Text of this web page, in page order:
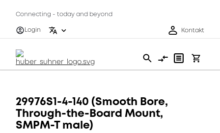
Connecting - today and beyond
Login
Kontakt
29976S1-4-140 (Smooth Bore,
Through-the-Board Mount,
SMPM-T male)